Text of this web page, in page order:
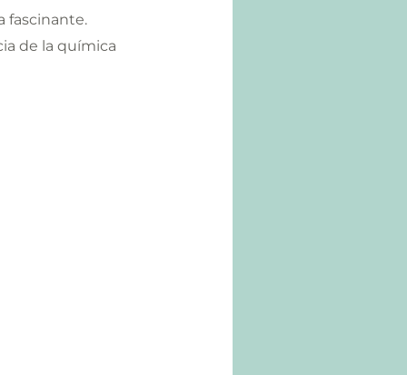
fascinante.
de la química